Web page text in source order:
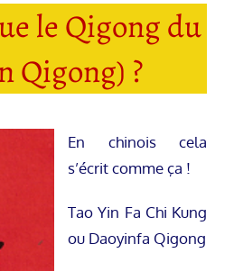
le Qigong du
Qigong) ?
En chinois cela
s’écrit comme ça !
Tao Yin Fa Chi Kung
ou Daoyinfa Qigong